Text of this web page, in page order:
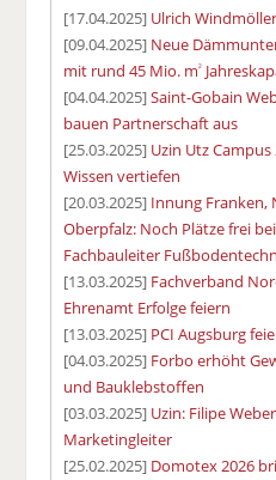
[17.04.2025] Ulrich
[09.04.2025] Neue
mit rund 45 Mio. m²
[04.04.2025]Saint-Gobain
bauen Partnerschaft aus
[25.03.2025] Uzin Utz
Wissen vertiefen
[20.03.2025] Innung Franken,
Oberpfalz: Noch Plätze frei
Fachbauleiter
[13.03.2025] Fachverband
Ehrenamt Erfolge feiern
[13.03.2025] PCI Augsburg
[04.03.2025] Forbo erhöht
und Bauklebstoffen
[03.03.2025] Uzin: Filipe
Marketingleiter
[25.02.2025] Domotex 2026